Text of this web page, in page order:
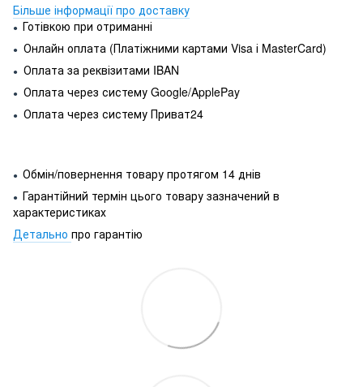
Більше інформації про доставку
● Готівкою при отриманні
● Онлайн оплата (Платіжними картами Visa і MasterCard)
● Оплата за реквізитами IBAN
● Оплата через систему Google/ApplePay
● Оплата через систему Приват24
● Обмін/повернення товару протягом 14 днів
● Гарантійний термін цього товару зазначений в
характеристиках
Детально про гарантію